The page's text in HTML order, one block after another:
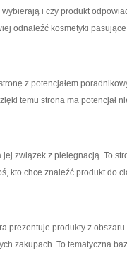
i czy produkt
odnaleźć kosmetyki
z potencjałem
temu strona ma potencjał
związek z pielęgnacją. To
kto chce znaleźć produkt do
prezentuje produkty z
zakupach. To tematyczna